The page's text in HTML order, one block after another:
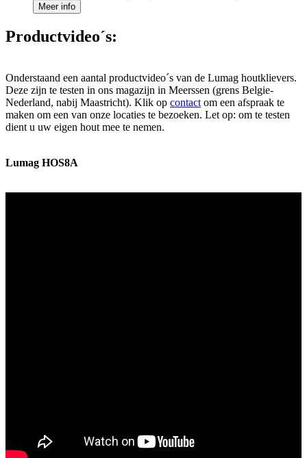
Meer info
Productvideo´s:
Onderstaand een aantal productvideo´s van de Lumag houtklievers.
Deze zijn te testen in ons magazijn in Meerssen (grens Belgie-
Nederland, nabij Maastricht). Klik op contact om een afspraak te
maken om een van onze locaties te bezoeken. Let op: om te testen
dient u uw eigen hout mee te nemen.
Lumag HOS8A